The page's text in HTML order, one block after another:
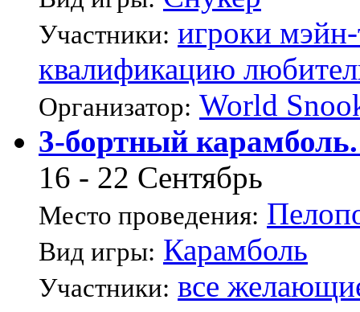
Участники: игроки
квалификацию
Организатор: World
3-бортный
16 - 22 Сентябрь
Место проведения:
Вид игры: Карамболь
Участники: все